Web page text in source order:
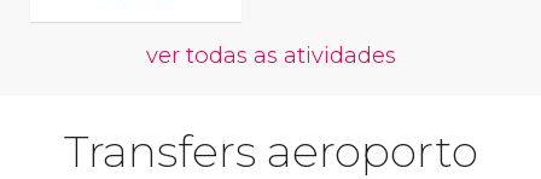
ver todas as atividades
Transfers aeroporto